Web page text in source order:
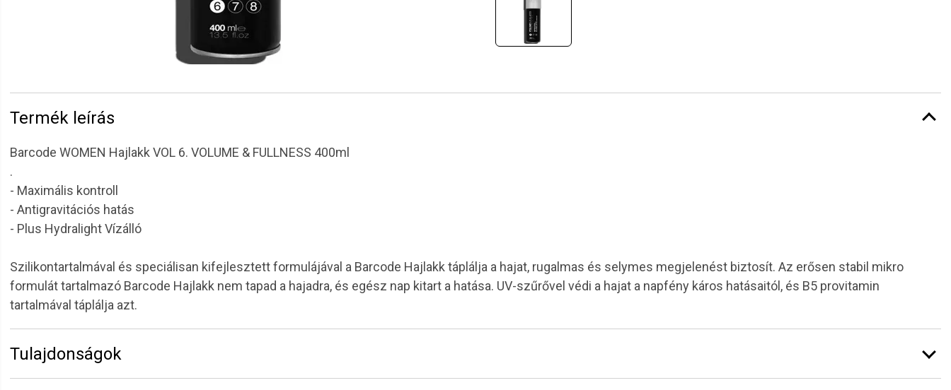
Termék leírás
Barcode WOMEN Hajlakk VOL 6. VOLUME & FULLNESS 400ml
.
- Maximális kontroll
- Antigravitációs hatás
- Plus Hydralight Vízálló
Szilikontartalmával és speciálisan kifejlesztett formulájával a Barcode Hajlakk táplálja a hajat, rugalmas és selymes megjelenést biztosít. Az erősen stabil mikro
formulát tartalmazó Barcode Hajlakk nem tapad a hajadra, és egész nap kitart a hatása. UV-szűrővel védi a hajat a napfény káros hatásaitól, és B5 provitamin
tartalmával táplálja azt.
Tulajdonságok